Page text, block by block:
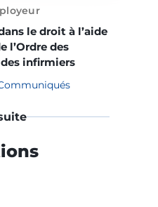
le droit à l’aide
l’Ordre des
infirmiers